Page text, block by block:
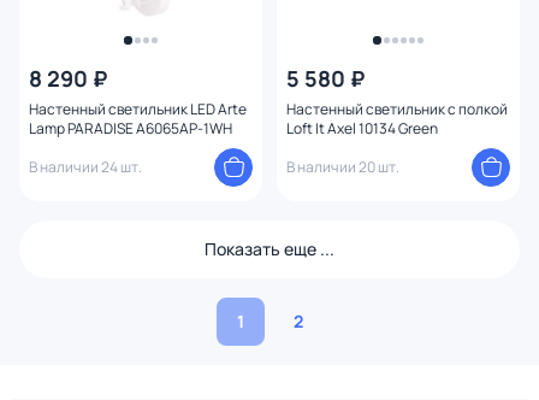
8 290 ₽
Настенный светильник LED Arte
Lamp PARADISE A6065AP-1WH
В наличии 24 шт.
5 580 ₽
Настенный светильник с полкой
Loft It Axel 10134 Green
В наличии 20 шт.
Показать еще ...
1 2